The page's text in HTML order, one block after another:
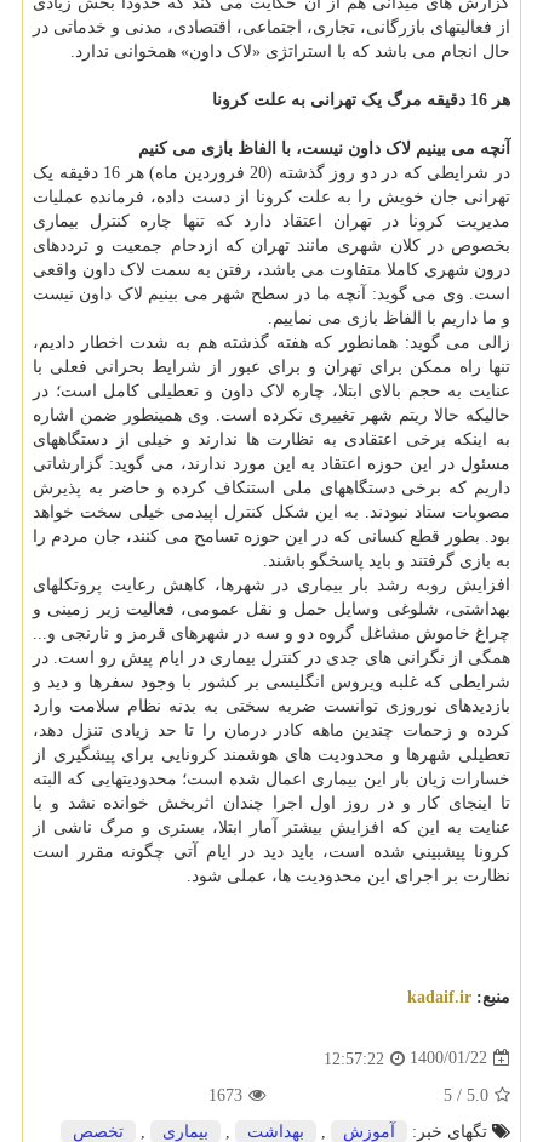
از فعالیتهای بازرگانی، تجاری، اجتماعی، اقتصادی، مدنی و خدماتی در
حال انجام می باشد که با استراتژی «لاک داون» همخوانی ندارد.
هر 16 دقیقه مرگ یک تهرانی به علت کرونا
آنچه می بینیم لاک داون نیست، با الفاظ بازی می کنیم
در شرایطی که در دو روز گذشته (20 فروردین ماه) هر 16 دقیقه یک
تهرانی جان خویش را به علت کرونا از دست داده، فرمانده عملیات
مدیریت کرونا در تهران اعتقاد دارد که تنها چاره کنترل بیماری
بخصوص در کلان شهری مانند تهران که ازدحام جمعیت و ترددهای
درون شهری کاملا متفاوت می باشد، رفتن به سمت لاک داون واقعی
است. وی می گوید: آنچه ما در سطح شهر می بینیم لاک داون نیست
و ما داریم با الفاظ بازی می نماییم.
زالی می گوید: همانطور که هفته گذشته هم به شدت اخطار دادیم،
تنها راه ممکن برای تهران و برای عبور از شرایط بحرانی فعلی با
عنایت به حجم بالای ابتلا، چاره لاک داون و تعطیلی کامل است؛ در
حالیکه حالا ریتم شهر تغییری نکرده است. وی همینطور ضمن اشاره
به اینکه برخی اعتقادی به نظارت ها ندارند و خیلی از دستگاههای
مسئول در این حوزه اعتقاد به این مورد ندارند، می گوید: گزارشاتی
داریم که برخی دستگاههای ملی استنکاف کرده و حاضر به پذیرش
مصوبات ستاد نبودند. به این شکل کنترل اپیدمی خیلی سخت خواهد
بود. بطور قطع کسانی که در این حوزه تسامح می کنند، جان مردم را
به بازی گرفتند و باید پاسخگو باشند.
افزایش روبه رشد بار بیماری در شهرها، کاهش رعایت پروتکلهای
بهداشتی، شلوغی وسایل حمل و نقل عمومی، فعالیت زیر زمینی و
چراغ خاموش مشاغل گروه دو و سه در شهرهای قرمز و نارنجی و...
همگی از نگرانی های جدی در کنترل بیماری در ایام پیش رو است. در
شرایطی که غلبه ویروس انگلیسی بر کشور با وجود سفرها و دید و
بازدیدهای نوروزی توانست ضربه سختی به بدنه نظام سلامت وارد
کرده و زحمات چندین ماهه کادر درمان را تا حد زیادی تنزل دهد،
تعطیلی شهرها و محدودیت های هوشمند کرونایی برای پیشگیری از
خسارات زیان بار این بیماری اعمال شده است؛ محدودیتهایی که البته
تا اینجای کار و در روز اول اجرا چندان اثربخش خوانده نشد و با
عنایت به این که افزایش بیشتر آمار ابتلا، بستری و مرگ ناشی از
کرونا پیشبینی شده است، باید دید در ایام آتی چگونه مقرر است
نظارت بر اجرای این محدودیت ها، عملی شود.
منبع: kadaif.ir
1400/01/22
12:57:22
5.0
/
5
1673
تگهای خبر:
آموزش بهداشت بیماری تخصص